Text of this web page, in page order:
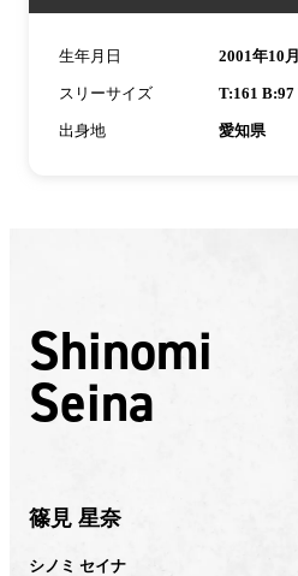
生年月日 2001年10
スリーサイズ T:161 B:97
出身地 愛知県
Shinomi
Seina
篠見 星奈
シノミ セイナ